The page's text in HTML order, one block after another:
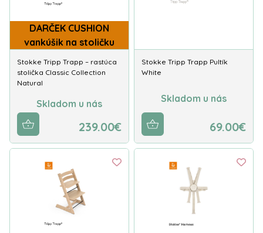
DARČEK CUSHION
vankúšik na stoličku
Stokke Tripp Trapp – rastúca
stolička Classic Collection
Natural
Skladom u nás
239.00€
Stokke Tripp Trapp Pultík
White
Skladom u nás
69.00€